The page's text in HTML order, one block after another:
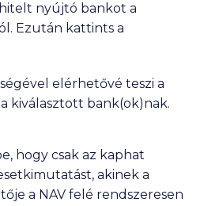
nyújtó bankot a
Ezután kattints a
elérhetővé teszi a
kiválasztott bank(ok)nak.
hogy csak az kaphat
akinek a
a NAV felé rendszeresen